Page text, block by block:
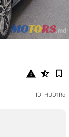
ID: HUD1Rq